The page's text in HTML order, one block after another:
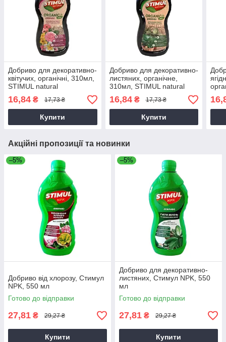
Добриво для декоративно-
квітучих, органічні, 310мл,
STIMUL natural
16,84 ₴ 17,73 ₴
Купити
Добриво для декоративно-
листяних, органічне,
310мл, STIMUL natural
16,84₴ 17,73 ₴
Купити
Акційні пропозиції та новинки
–5%
Добриво від хлорозу, Стимул
NPK, 550 мл
Готово до відправки
27,81 ₴ 29,27 ₴
Купити
–5%
Добриво для декоративно-
листяних, Стимул NPK, 550
мл
Готово до відправки
27,81 ₴ 29,27 ₴
Купити